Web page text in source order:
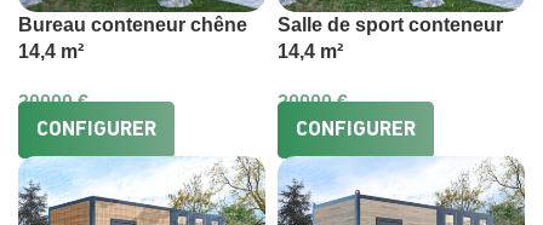
Bureau conteneur chêne
14,4 m²
20000€
CONFIGURER
Salle de sport conteneur
14,4 m²
20000€
CONFIGURER